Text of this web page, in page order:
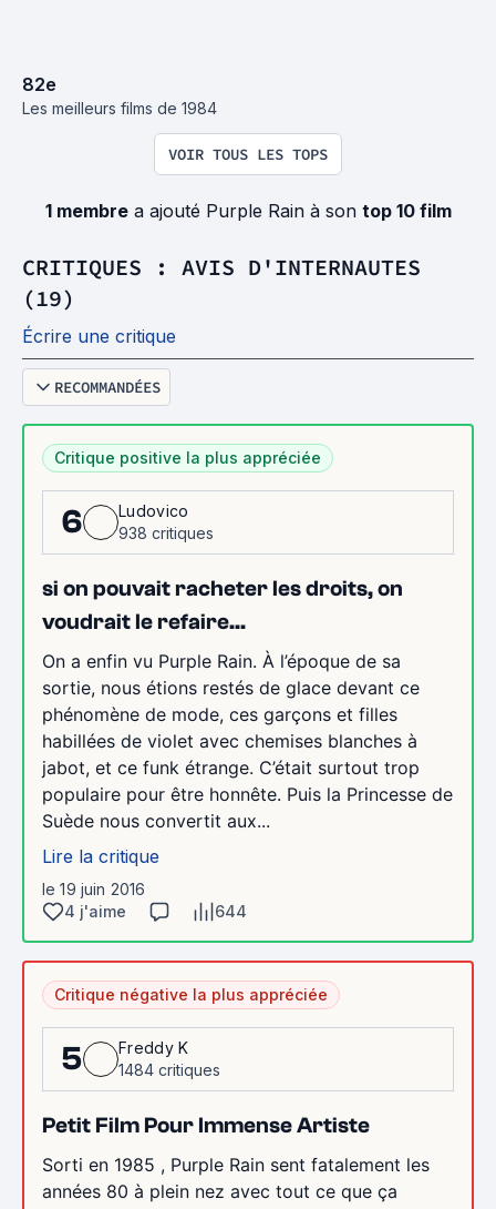
82e
Les meilleurs films de 1984
VOIR TOUS LES TOPS
1 membrea ajouté Purple Rain à son top 10 film
CRITIQUES : AVIS D'INTERNAUTES
(19)
Écrire une critique
RECOMMANDÉES
Critique positive la plus appréciée
6
Ludovico
938 critiques
si on pouvait racheter les droits, on
voudrait le refaire...
On a enfin vu Purple Rain. À l’époque de sa
sortie, nous étions restés de glace devant ce
phénomène de mode, ces garçons et filles
habillées de violet avec chemises blanches à
jabot, et ce funk étrange. C’était surtout trop
populaire pour être honnête. Puis la Princesse de
Suède nous convertit aux...
Lire la critique
le 19 juin 2016
4 j'aime
644
Critique négative la plus appréciée
5
Freddy K
1484 critiques
Petit Film Pour Immense Artiste
Sorti en 1985 , Purple Rain sent fatalement les
années 80 à plein nez avec tout ce que ça